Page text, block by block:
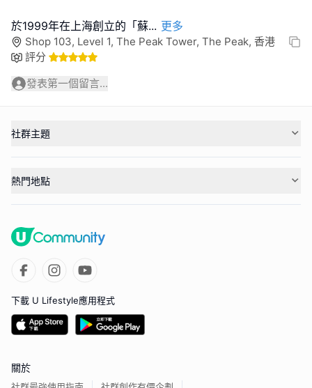
於1999年在上海創立的「蘇... 更多
Shop 103, Level 1, The Peak Tower, The Peak, 香港
評分
發表第一個留言...
社群主題
熱門地點
下載 U Lifestyle應用程式
關於